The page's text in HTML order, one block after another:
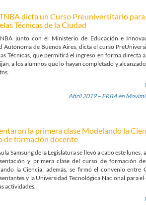
dicta un Curso Preuniversitario para
Técnicas de la Ciudad
junto con el Ministerio de Educación e
Autónoma de Buenos Aires, dicta el curso
Técnicas, que permitirá el ingreso en forma directa
a los alumnos que lo hayan completado y
Abril 2019 – FRBA en
la primera clase Modelando la
de formación docente
Samsung de la Legislatura se llevó a cabo este lunes,
y primera clase del curso de formación
la Ciencia; además, se firmó el convenio entre
y la Universidad Tecnológica Nacional para
actividades.